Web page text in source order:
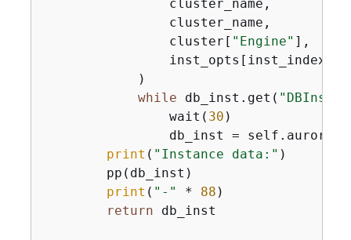
                cluster_name,
                cluster_name,
                cluster[
"Engine" ],
                inst_opts[inst_index][
            )
while db_inst.get(
                wait(
30 )
db_inst =
print ( "Instance data:" )
        pp(db_inst)
print ( "-" * 88 )
return db_inst